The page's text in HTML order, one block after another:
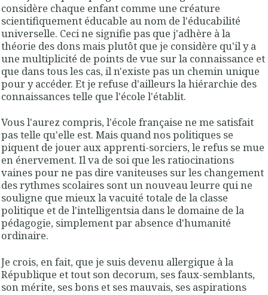
considère chaque enfant comme une créature
scientifiquement éducable au nom de l'éducabilité
universelle. Ceci ne signifie pas que j'adhère à la
théorie des dons mais plutôt que je considère qu'il y a
une multiplicité de points de vue sur la connaissance et
que dans tous les cas, il n'existe pas un chemin unique
pour y accéder. Et je refuse d'ailleurs la hiérarchie des
connaissances telle que l'école l'établit.
Vous l'aurez compris, l'école française ne me satisfait
pas telle qu'elle est. Mais quand nos politiques se
piquent de jouer aux apprenti-sorciers, le refus se mue
en énervement. Il va de soi que les ratiocinations
vaines pour ne pas dire vaniteuses sur les changement
des rythmes scolaires sont un nouveau leurre qui ne
souligne que mieux la vacuité totale de la classe
politique et de l'intelligentsia dans le domaine de la
pédagogie, simplement par absence d'humanité
ordinaire.
Je crois, en fait, que je suis devenu allergique à la
République et tout son decorum, ses faux-semblants,
son mérite, ses bons et ses mauvais, ses aspirations